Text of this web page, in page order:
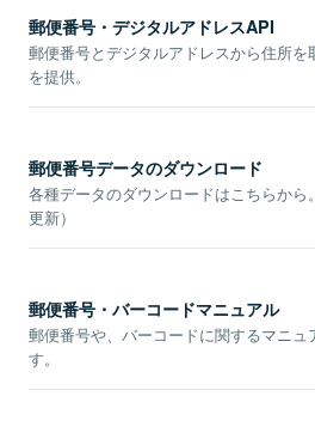
郵便番号・デジタルアドレスAPI
郵便番号とデジタルアドレスから住所を
を提供。
郵便番号データのダウンロード
各種データのダウンロードはこちらから
更新）
郵便番号・バーコードマニュアル
郵便番号や、バーコードに関するマニュ
す。